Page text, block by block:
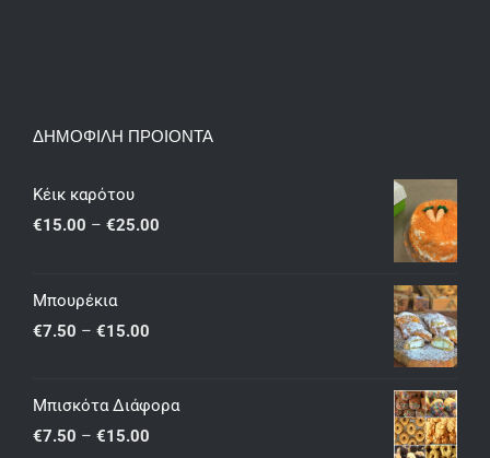
ΔΗΜΟΦΙΛΗ ΠΡΟΙΟΝΤΑ
Κέικ καρότου
€15.00 – €25.00
Μπουρέκια
€7.50 – €15.00
Μπισκότα Διάφορα
€7.50 – €15.00